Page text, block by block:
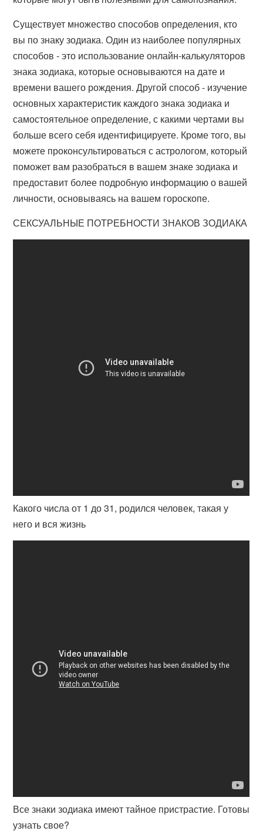
Существует множество способов определения, кто
вы по знаку зодиака. Один из наиболее популярных
способов - это использование онлайн-калькуляторов
знака зодиака, которые основываются на дате и
времени вашего рождения. Другой способ - изучение
основных характеристик каждого знака зодиака и
самостоятельное определение, с какими чертами вы
больше всего себя идентифицируете. Кроме того, вы
можете проконсультироваться с астрологом, который
поможет вам разобраться в вашем знаке зодиака и
предоставит более подробную информацию о вашей
личности, основываясь на вашем гороскопе.
СЕКСУАЛЬНЫЕ ПОТРЕБНОСТИ ЗНАКОВ ЗОДИАКА
Какого числа от 1 до 31, родился человек, такая у
него и вся жизнь
Все знаки зодиака имеют тайное пристрастие. Готовы
узнать свое?